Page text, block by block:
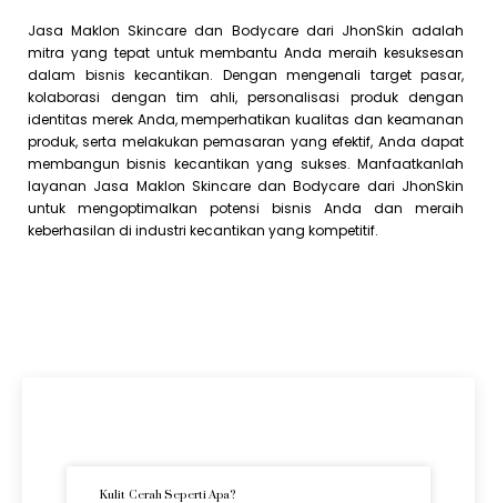
Jasa Maklon Skincare dan Bodycare dari JhonSkin adalah
mitra yang tepat untuk membantu Anda meraih kesuksesan
dalam bisnis kecantikan. Dengan mengenali target pasar,
kolaborasi dengan tim ahli, personalisasi produk dengan
identitas merek Anda, memperhatikan kualitas dan keamanan
produk, serta melakukan pemasaran yang efektif, Anda dapat
membangun bisnis kecantikan yang sukses. Manfaatkanlah
layanan Jasa Maklon Skincare dan Bodycare dari JhonSkin
untuk mengoptimalkan potensi bisnis Anda dan meraih
keberhasilan di industri kecantikan yang kompetitif.
Kulit Cerah Seperti Apa?